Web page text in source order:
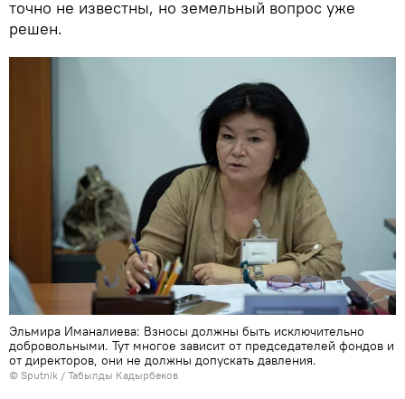
точно не известны, но земельный вопрос уже
решен.
Эльмира Иманалиева: Взносы должны быть исключительно
добровольными. Тут многое зависит от председателей фондов и
от директоров, они не должны допускать давления.
© Sputnik / Табылды Кадырбеков